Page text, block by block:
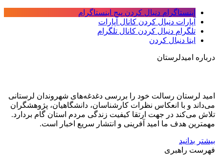
اینستاگرام دنبال کردن پیج اینستاگرام
آپارات دنبال کردن کانال آپارات
تلگرام دنبال کردن کانال تلگرام
ایتا دنبال کردن
درباره امیدلرستان
امید لرستان رسالت خود را بررسی دغدغه‌های شهروندان لرستانی
می‌داند و با انعکاس نظرات کارشناسان، دانشگاهیان، پژوهشگران
تلاش می‌کند در جهت ارتقا کیفیت زندگی مردم استان گام بردارد.
مهمترین هدف ما امید آفرینی و انتشار سریع اخبار است.
بیشتر بدانید
فهرست راهبری